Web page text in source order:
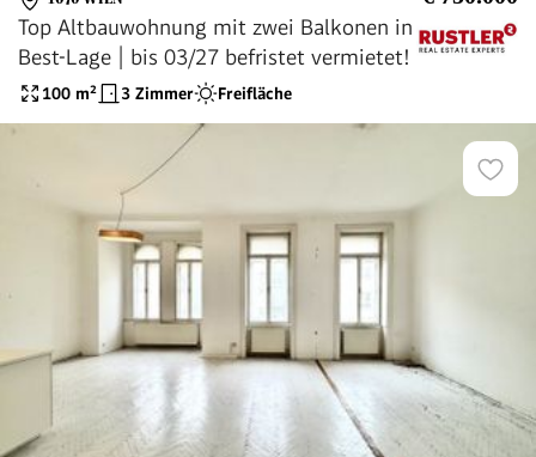
Top Altbauwohnung mit zwei Balkonen in
Best-Lage | bis 03/27 befristet vermietet!
100 m² 3 Zimmer Freifläche